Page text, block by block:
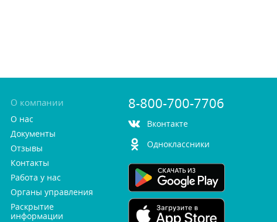
О компании
О нас
Документы
Отзывы
Контакты
Работа у нас
Органы управления
Раскрытие
информации
8-800-700-7706
контакте
Одноклассники